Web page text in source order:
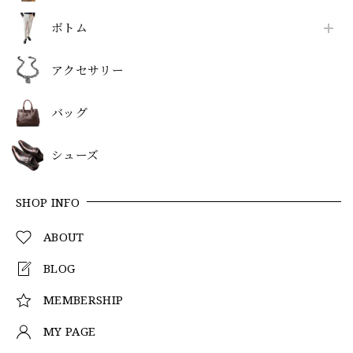
ボトム
アクセサリー
バッグ
シューズ
SHOP INFO
ABOUT
BLOG
MEMBERSHIP
MY PAGE